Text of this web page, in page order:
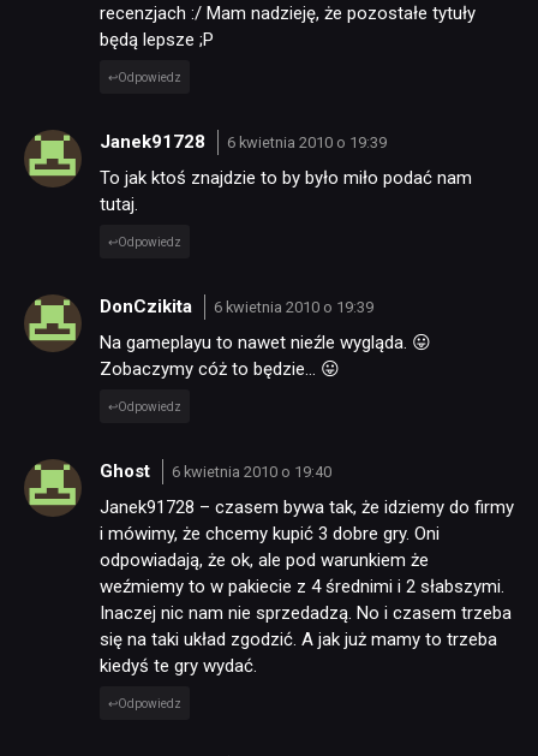
recenzjach :/ Mam nadzieję, że pozostałe tytuły
będą lepsze ;P
Odpowiedz
Janek91728 6 kwietnia 2010 o 19:39
To jak ktoś znajdzie to by było miło podać nam
tutaj.
Odpowiedz
DonCzikita 6 kwietnia 2010 o 19:39
Na gameplayu to nawet nieźle wygląda. 😛
Zobaczymy cóż to będzie… 😛
Odpowiedz
Ghost 6 kwietnia 2010 o 19:40
Janek91728 – czasem bywa tak, że idziemy do firmy
i mówimy, że chcemy kupić 3 dobre gry. Oni
odpowiadają, że ok, ale pod warunkiem że
weźmiemy to w pakiecie z 4 średnimi i 2 słabszymi.
Inaczej nic nam nie sprzedadzą. No i czasem trzeba
się na taki układ zgodzić. A jak już mamy to trzeba
kiedyś te gry wydać.
Odpowiedz